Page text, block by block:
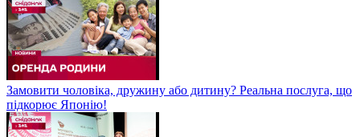
Замовити чоловіка, дружину або дитину? Реальна послуга, що
підкорює Японію!